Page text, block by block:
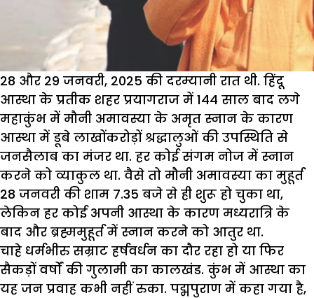
28 और 29 जनवरी, 2025 की दरम्यानी रात थी. हिंदू
आस्था के प्रतीक शहर प्रयागराज में 144 साल बाद लगे
महाकुंभ में मौनी अमावस्या के अमृत स्नान के कारण
आस्था में डूबे लाखोंकरोड़ों श्रद्धालुओं की उपस्थिति से
जनसैलाब का मंजर था. हर कोई संगम नोज में स्नान
करने को व्याकुल था. वैसे तो मौनी अमावस्या का मुहूर्त
28 जनवरी की शाम 7.35 बजे से ही शुरू हो चुका था,
लेकिन हर कोई अपनी आस्था के कारण मध्यरात्रि के
बाद और ब्रह्ममुहूर्त में स्नान करने को आतुर था.
चाहे धर्मभीरु सम्राट हर्षवर्धन का दौर रहा हो या फिर
सैकड़ों वर्षों की गुलामी का कालखंड. कुंभ में आस्था का
यह जन प्रवाह कभी नहीं रुका. पद्मपुराण में कहा गया है,